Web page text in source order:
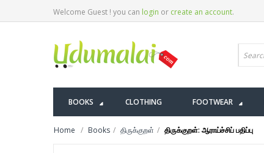
Welcome Guest ! you can login or create an account.
BOOKS CLOTHING FOOTWEAR
Home Books திருக்குறள் திருக்குறள்: ஆராய்ச்சிப் பதிப்பு